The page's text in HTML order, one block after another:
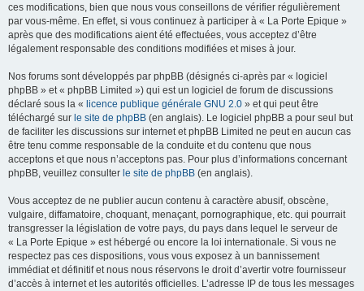
ces modifications, bien que nous vous conseillons de vérifier régulièrement
par vous-même. En effet, si vous continuez à participer à « La Porte Epique »
après que des modifications aient été effectuées, vous acceptez d’être
légalement responsable des conditions modifiées et mises à jour.
Nos forums sont développés par phpBB (désignés ci-après par « logiciel
phpBB » et « phpBB Limited ») qui est un logiciel de forum de discussions
déclaré sous la « licence publique générale GNU 2.0 » et qui peut être
téléchargé sur le site de phpBB (en anglais). Le logiciel phpBB a pour seul but
de faciliter les discussions sur internet et phpBB Limited ne peut en aucun cas
être tenu comme responsable de la conduite et du contenu que nous
acceptons et que nous n’acceptons pas. Pour plus d’informations concernant
phpBB, veuillez consulter le site de phpBB (en anglais).
Vous acceptez de ne publier aucun contenu à caractère abusif, obscène,
vulgaire, diffamatoire, choquant, menaçant, pornographique, etc. qui pourrait
transgresser la législation de votre pays, du pays dans lequel le serveur de
« La Porte Epique » est hébergé ou encore la loi internationale. Si vous ne
respectez pas ces dispositions, vous vous exposez à un bannissement
immédiat et définitif et nous nous réservons le droit d’avertir votre fournisseur
d’accès à internet et les autorités officielles. L’adresse IP de tous les messages